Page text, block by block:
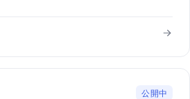
公開中